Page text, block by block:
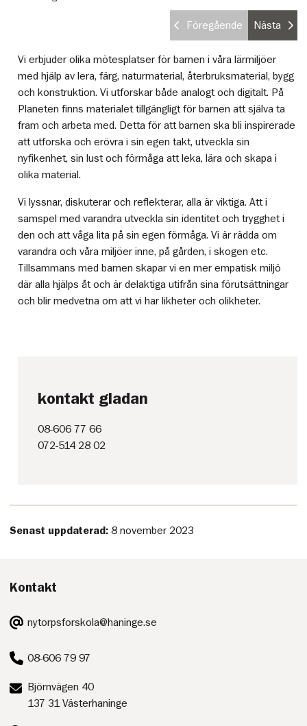
Föregående Nästa
Vi erbjuder olika mötesplatser för barnen i våra lärmiljöer
med hjälp av lera, färg, naturmaterial, återbruksmaterial, bygg
och konstruktion. Vi utforskar både analogt och digitalt. På
Planeten finns materialet tillgängligt för barnen att själva ta
fram och arbeta med. Detta för att barnen ska bli inspirerade
att utforska och erövra i sin egen takt, utveckla sin
nyfikenhet, sin lust och förmåga att leka, lära och skapa i
olika material.
Vi lyssnar, diskuterar och reflekterar, alla är viktiga. Att i
samspel med varandra utveckla sin identitet och trygghet i
den och att våga lita på sin egen förmåga. Vi är rädda om
varandra och våra miljöer inne, på gården, i skogen etc.
Tillsammans med barnen skapar vi en mer empatisk miljö
där alla hjälps åt och är delaktiga utifrån sina förutsättningar
och blir medvetna om att vi har likheter och olikheter.
kontakt gladan
08-606 77 66
072-514 28 02
Senast uppdaterad:8 november 2023
Kontakt
E-
post:
nytorpsforskola@haninge.se
Telefon:
08-606 79 97
Postadress:
Björnvägen 40
137 31 Västerhaninge